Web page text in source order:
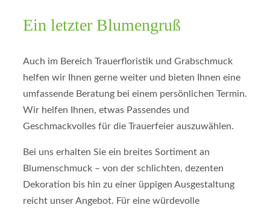
Ein letzter Blumengruß
Auch im Bereich Trauerfloristik und Grabschmuck
helfen wir Ihnen gerne weiter und bieten Ihnen eine
umfassende Beratung bei einem persönlichen Termin.
Wir helfen Ihnen, etwas Passendes und
Geschmackvolles für die Trauerfeier auszuwählen.
Bei uns erhalten Sie ein breites Sortiment an
Blumenschmuck – von der schlichten, dezenten
Dekoration bis hin zu einer üppigen Ausgestaltung
reicht unser Angebot. Für eine würdevolle